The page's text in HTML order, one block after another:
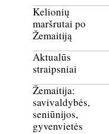
Kelionių
maršrutai po
Žemaitiją
Aktualūs
straipsniai
Žemaitija:
savivaldybės,
seniūnijos,
gyvenvietės